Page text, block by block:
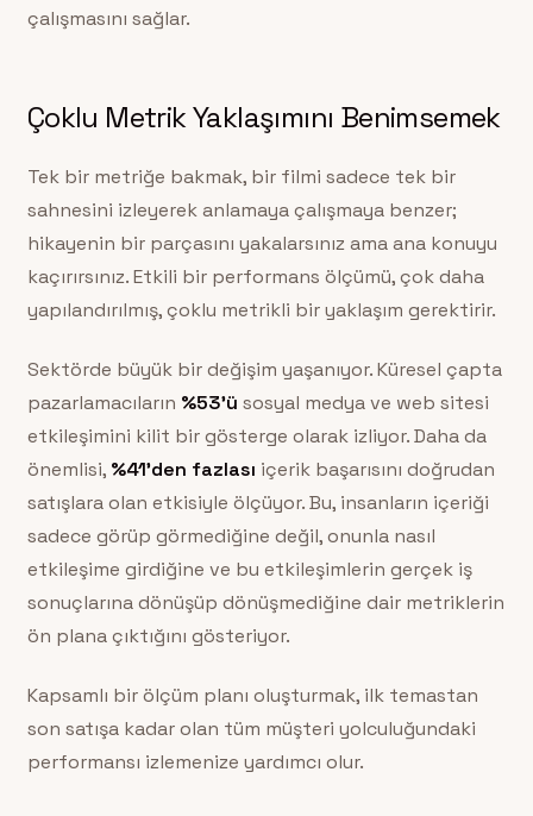
çalışmasını sağlar.
Çoklu Metrik Yaklaşımını Benimsemek
Tek bir metriğe bakmak, bir filmi sadece tek bir
sahnesini izleyerek anlamaya çalışmaya benzer;
hikayenin bir parçasını yakalarsınız ama ana konuyu
kaçırırsınız. Etkili bir performans ölçümü, çok daha
yapılandırılmış, çoklu metrikli bir yaklaşım gerektirir.
Sektörde büyük bir değişim yaşanıyor. Küresel çapta
pazarlamacıların %53’ü sosyal medya ve web sitesi
etkileşimini kilit bir gösterge olarak izliyor. Daha da
önemlisi, %41’den fazlası içerik başarısını doğrudan
satışlara olan etkisiyle ölçüyor. Bu, insanların içeriği
sadece görüp görmediğine değil, onunla nasıl
etkileşime girdiğine ve bu etkileşimlerin gerçek iş
sonuçlarına dönüşüp dönüşmediğine dair metriklerin
ön plana çıktığını gösteriyor.
Kapsamlı bir ölçüm planı oluşturmak, ilk temastan
son satışa kadar olan tüm müşteri yolculuğundaki
performansı izlemenize yardımcı olur.